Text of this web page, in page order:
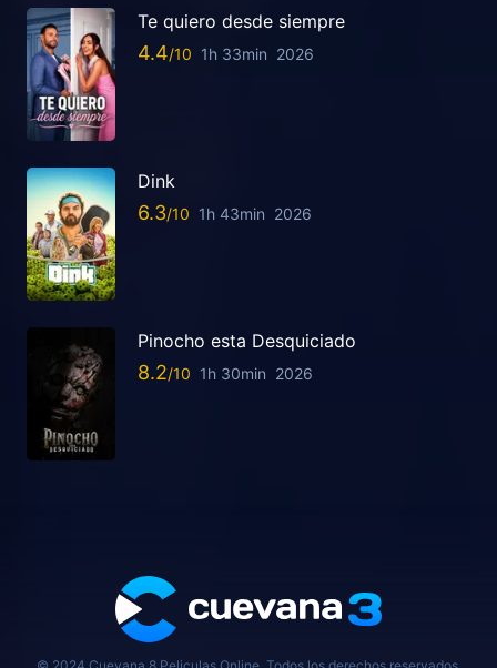
Te quiero desde siempre
4.4 1h 33min 2026
Dink
6.3 1h 43min 2026
Pinocho esta Desquiciado
8.2 1h 30min 2026